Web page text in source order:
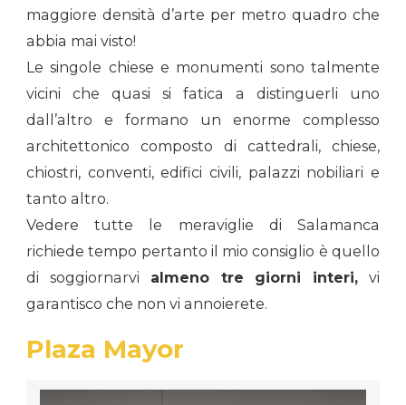
maggiore densità d’arte per metro quadro che
abbia mai visto!
Le singole chiese e monumenti sono talmente
vicini che quasi si fatica a distinguerli uno
dall’altro e formano un enorme complesso
architettonico composto di cattedrali, chiese,
chiostri, conventi, edifici civili, palazzi nobiliari e
tanto altro.
Vedere tutte le meraviglie di Salamanca
richiede tempo pertanto il mio consiglio è quello
di soggiornarvi almeno tre giorni interi, vi
garantisco che non vi annoierete.
Plaza Mayor